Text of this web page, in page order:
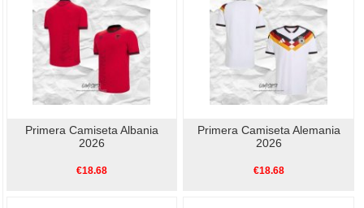
Primera Camiseta Albania
2026
€18.68
Primera Camiseta Alemania
2026
€18.68